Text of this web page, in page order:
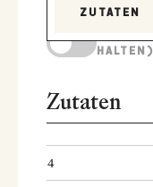
ZUTATEN
HALTEN)
Zutaten
4